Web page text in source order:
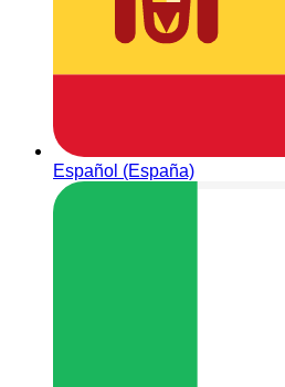
Español (España)